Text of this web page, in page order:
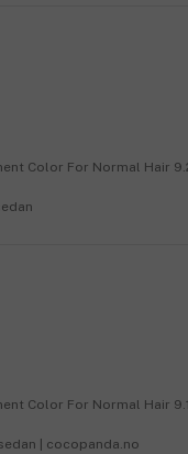
Color For Normal Hair
Color For Normal Hair
| cocopanda.no